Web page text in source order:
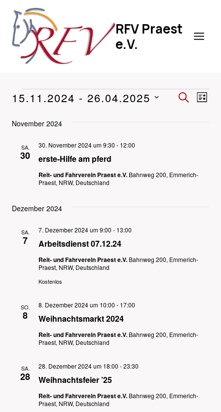
Inhalt
springen
RFV Praest
e.V.
VERANSTALTUNGEN
SUCHELISTE
15.11.2024 - 26.04.2025
wählen.
November 2024
SA.
30 erste-Hilfe am pferd
30. November 2024 um 9:30 - 12:00
Reit- und Fahrverein Praest e.V. Bahnweg 200, Emmerich-
Praest, NRW, Deutschland
Dezember 2024
SA.
7 Arbeitsdienst 07.12.24
7. Dezember 2024 um 9:00 - 13:00
Reit- und Fahrverein Praest e.V. Bahnweg 200, Emmerich-
Praest, NRW, Deutschland
Kostenlos
SO.
8 Weihnachtsmarkt 2024
8. Dezember 2024 um 10:00 - 17:00
Reit- und Fahrverein Praest e.V. Bahnweg 200, Emmerich-
Praest, NRW, Deutschland
SA.
28 Weihnachtsfeier ’25
28. Dezember 2024 um 18:00 -23:30
Reit- und Fahrverein Praest e.V. Bahnweg 200, Emmerich-
Praest, NRW, Deutschland